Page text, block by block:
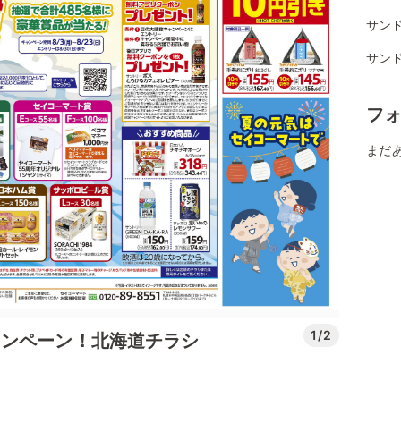
ペーン！北海道チラシ 1/2
サン
サン
フ
まだ